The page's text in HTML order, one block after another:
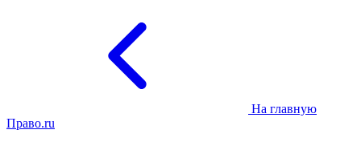
На главную
Право.ru